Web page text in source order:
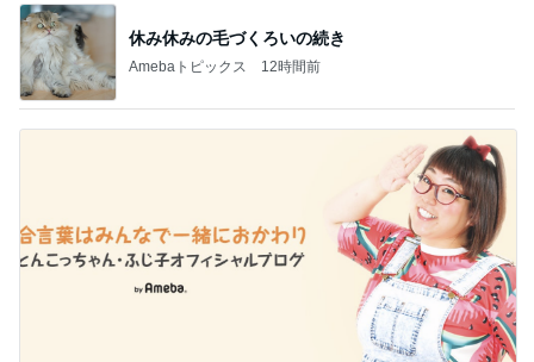
休み休みの毛づくろいの続き
Amebaトピックス 12時間前